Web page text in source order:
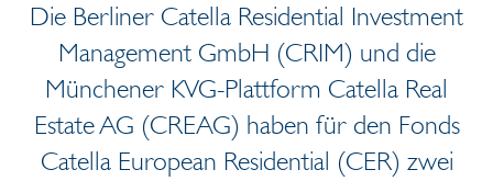
Die Berliner Catella Residential Investment
Management GmbH (CRIM) und die
Münchener KVG-Plattform Catella Real
Estate AG (CREAG) haben für den Fonds
Catella European Residential (CER) zwei